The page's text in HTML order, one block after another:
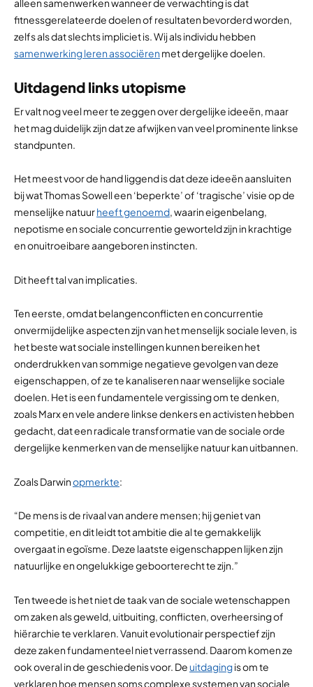
alleen samenwerken wanneer de verwachting is dat
fitnessgerelateerde doelen of resultaten bevorderd worden,
zelfs als dat slechts impliciet is. Wij als individu hebben
samenwerking leren associëren met dergelijke doelen.
Uitdagend links utopisme
Er valt nog veel meer te zeggen over dergelijke ideeën, maar
het mag duidelijk zijn dat ze afwijken van veel prominente linkse
standpunten.
Het meest voor de hand liggend is dat deze ideeën aansluiten
bij wat Thomas Sowell een ‘beperkte’ of ‘tragische’ visie op de
menselijke natuurheeft genoemd, waarin eigenbelang,
nepotisme en sociale concurrentie geworteld zijn in krachtige
en onuitroeibare aangeboren instincten.
Dit heeft tal van implicaties.
Ten eerste, omdat belangenconflicten en concurrentie
onvermijdelijke aspecten zijn van het menselijk sociale leven, is
het beste wat sociale instellingen kunnen bereiken het
onderdrukken van sommige negatieve gevolgen van deze
eigenschappen, of ze te kanaliseren naar wenselijke sociale
doelen. Het is een fundamentele vergissing om te denken,
zoals Marx en vele andere linkse denkers en activisten hebben
gedacht, dat een radicale transformatie van de sociale orde
dergelijke kenmerken van de menselijke natuur kan uitbannen.
Zoals Darwinopmerkte:
“De mens is de rivaal van andere mensen; hij geniet van
competitie, en dit leidt tot ambitie die al te gemakkelijk
overgaat in egoïsme. Deze laatste eigenschappen lijken zijn
natuurlijke en ongelukkige geboorterecht te zijn.”
Ten tweede is het niet de taak van de sociale wetenschappen
om zaken als geweld, uitbuiting, conflicten, overheersing of
hiërarchie te verklaren. Vanuit evolutionair perspectief zijn
deze zaken fundamenteel niet verrassend. Daarom komen ze
ook overal in de geschiedenis voor. De uitdagingis om te
verklaren hoe mensen soms complexe systemen van sociale